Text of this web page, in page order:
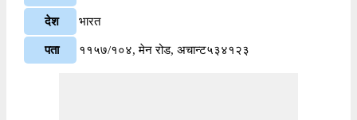
देश भारत
पता ११५७/१०४, मेन रोड, अचान्ट५३४१२३